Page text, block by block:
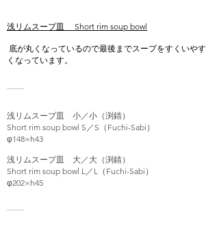
浅リムスープ皿 Short rim soup bowl
底が丸くなっているので最後までスープをすくいやす
くなっています。
浅リムスープ皿 小／小（渕錆）
Short rim soup bowl S／S（Fuchi-Sabi）
φ148×h43
浅リムスープ皿 大／大（渕錆）
Short rim soup bowl L／L（Fuchi-Sabi）
φ202×h45